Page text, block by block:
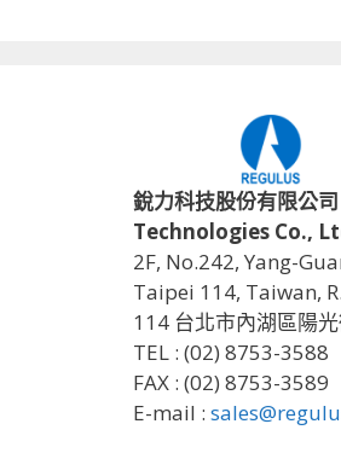
銳力科技股份有限公
Technologies Co.,
2F, No.242, Yang-
Taipei 114, Taiwan,
114 台北市內湖區陽
TEL : (02) 8753-3588
FAX : (02) 8753-3589
E-mail :